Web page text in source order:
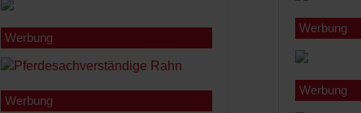
Werbung
Werbung
Werbung
Werbung